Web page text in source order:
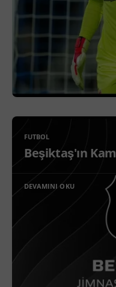
FUTBOL
Beşiktaş'ın
DEVAMINI OKU